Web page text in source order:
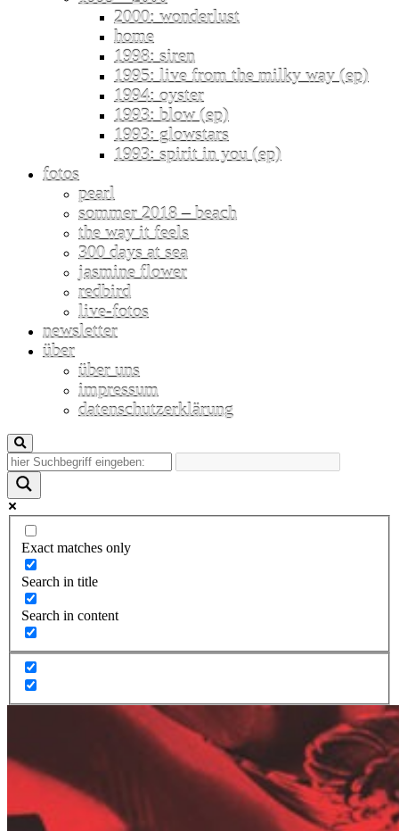
2000: wonderlust
home
1998: siren
1995: live from the milky way (ep)
1994: oyster
1993: blow (ep)
1993: glowstars
1993: spirit in you (ep)
fotos
pearl
sommer 2018 – beach
the way it feels
300 days at sea
jasmine flower
redbird
live-fotos
newsletter
über
über uns
impressum
datenschutzerklärung
Exact matches only
Search in title
Search in content